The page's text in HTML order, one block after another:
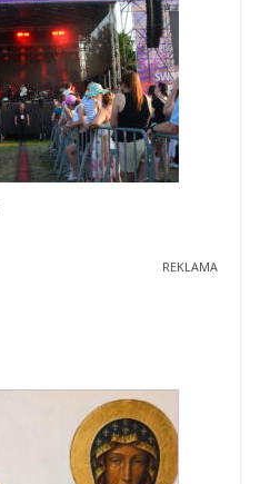
REKLAMA